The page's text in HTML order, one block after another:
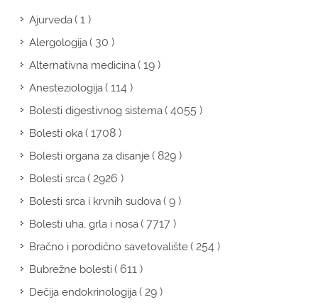
Ajurveda( 1 )
Alergologija( 30 )
Alternativna medicina( 19 )
Anesteziologija( 114 )
Bolesti digestivnog sistema( 4055 )
Bolesti oka( 1708 )
Bolesti organa za disanje( 829 )
Bolesti srca( 2926 )
Bolesti srca i krvnih sudova( 9 )
Bolesti uha, grla i nosa( 7717 )
Bračno i porodično savetovalište( 254 )
Bubrežne bolesti( 611 )
Dečija endokrinologija( 29 )